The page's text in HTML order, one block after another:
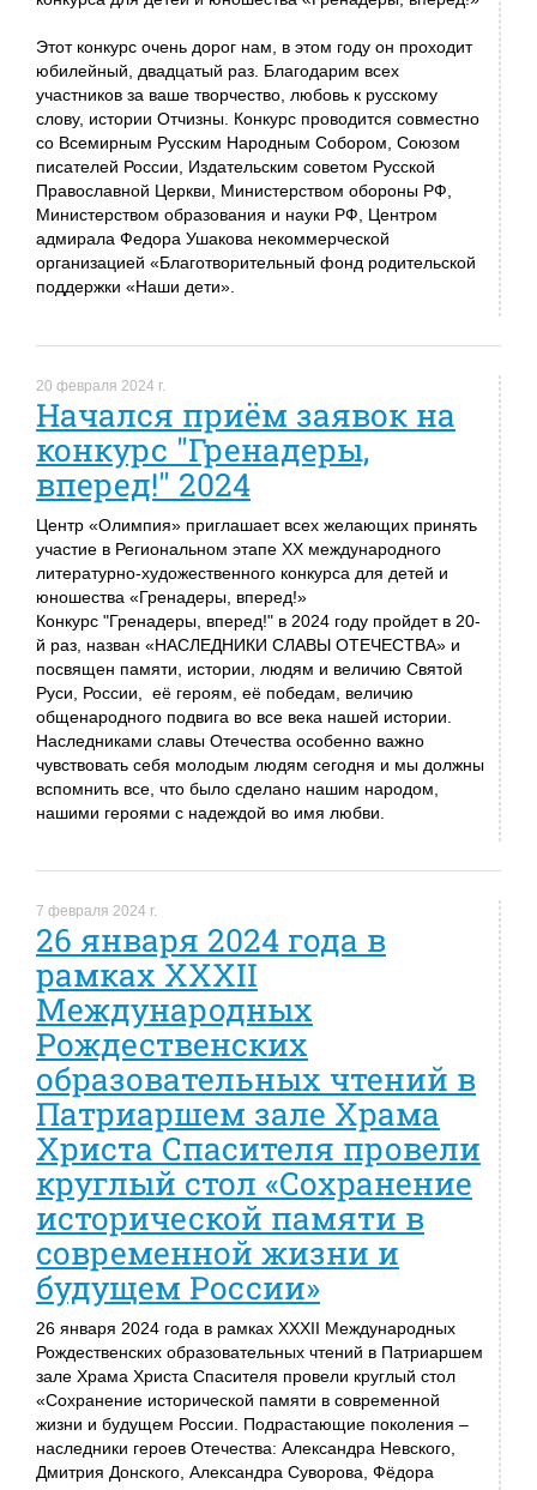
Этот конкурс очень дорог нам, в этом году он проходит
юбилейный, двадцатый раз. Благодарим всех
участников за ваше творчество, любовь к русскому
слову, истории Отчизны. Конкурс проводится совместно
со Всемирным Русским Народным Собором, Союзом
писателей России, Издательским советом Русской
Православной Церкви, Министерством обороны РФ,
Министерством образования и науки РФ, Центром
адмирала Федора Ушакова некоммерческой
организацией «Благотворительный фонд родительской
поддержки «Наши дети».
20 февраля 2024 г.
Начался приём заявок на
конкурс "Гренадеры,
вперед!" 2024
Центр «Олимпия» приглашает всех желающих принять
участие в Региональном этапе XX международного
литературно-художественного конкурса для детей и
юношества «Гренадеры, вперед!»
Конкурс "Гренадеры, вперед!" в 2024 году пройдет в 20-
й раз, назван «НАСЛЕДНИКИ СЛАВЫ ОТЕЧЕСТВА» и
посвящен памяти, истории, людям и величию Святой
Руси, России, её героям, её победам, величию
общенародного подвига во все века нашей истории.
Наследниками славы Отечества особенно важно
чувствовать себя молодым людям сегодня и мы должны
вспомнить все, что было сделано нашим народом,
нашими героями с надеждой во имя любви.
7 февраля 2024 г.
26 января 2024 года в
рамках XXXII
Международных
Рождественских
образовательных чтений в
Патриаршем зале Храма
Христа Спасителя провели
круглый стол «Сохранение
исторической памяти в
современной жизни и
будущем России»
26 января 2024 года в рамках XXXII Международных
Рождественских образовательных чтений в Патриаршем
зале Храма Христа Спасителя провели круглый стол
«Сохранение исторической памяти в современной
жизни и будущем России. Подрастающие поколения –
наследники героев Отечества: Александра Невского,
Дмитрия Донского, Александра Суворова, Фёдора